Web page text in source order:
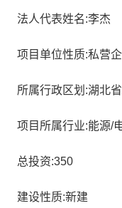
法人代表姓名:李杰
项目单位性质:私营
所属行政区划:湖北
项目所属行业:能源/
总投资:350
建设性质:新建